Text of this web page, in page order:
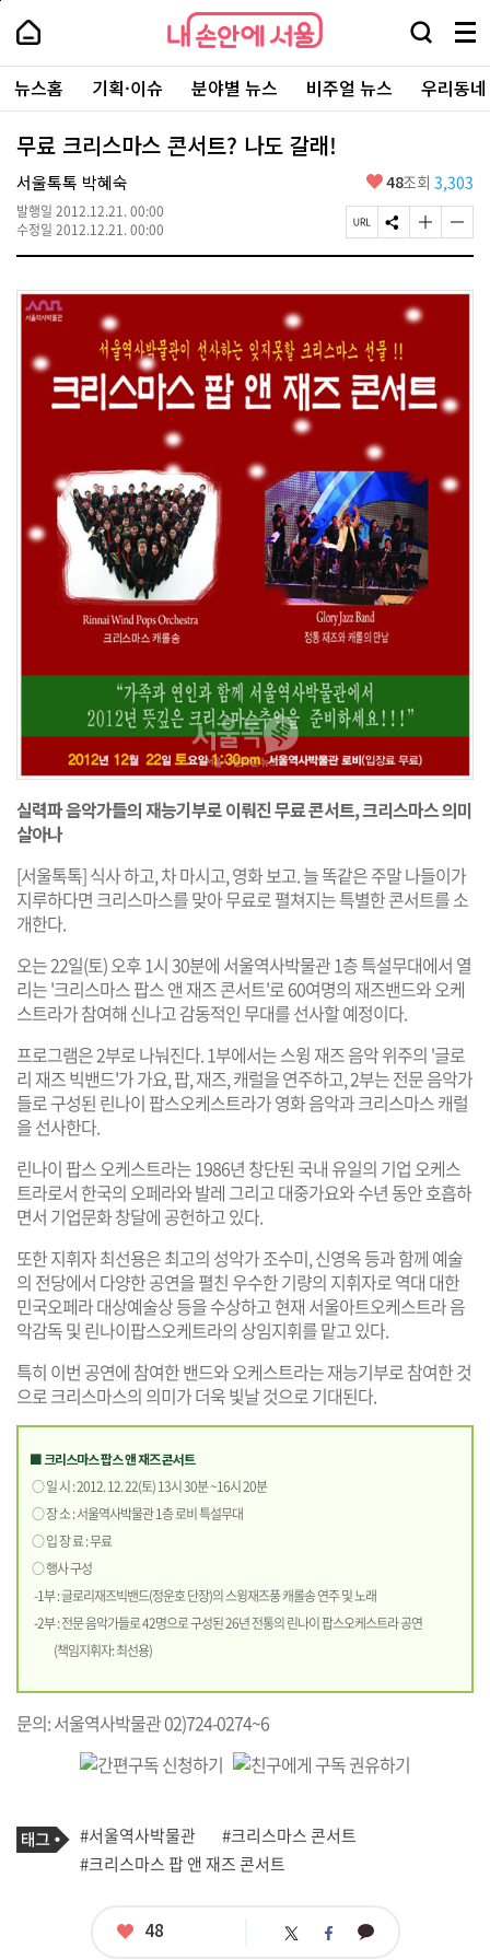
본
로
가
내
손
안
에
서
울
-
서
울
시
대
표
소
포
털
내
손
에
울
검
창
열
기
메
뉴
전
체
보
주
요
서
뉴스홈 기획·이슈 분야별 뉴스 비주얼 뉴스 우리동
무료 크리스마스 콘서트? 나도 갈래!
서울톡톡 박혜숙
발행일 2012.12.21. 00:00
수정일 2012.12.21. 00:00
좋
요
48조회 3,303
페
이
U
R
복
사
S
N
공
유
하
기
글
자
기
크
하
기
글
자
기
작
기
실력파 음악가들의 재능기부로 이뤄진 무료 콘서트, 크리스마스 의미
살아나
[서울톡톡] 식사 하고, 차 마시고, 영화 보고. 늘 똑같은 주말 나들이가
지루하다면 크리스마스를 맞아 무료로 펼쳐지는 특별한 콘서트를 소
개한다.
오는 22일(토) 오후 1시 30분에 서울역사박물관 1층 특설무대에서 열
리는 '크리스마스 팝스 앤 재즈 콘서트'로 60여명의 재즈밴드와 오케
스트라가 참여해 신나고 감동적인 무대를 선사할 예정이다.
프로그램은 2부로 나눠진다. 1부에서는 스윙 재즈 음악 위주의 '글로
리 재즈 빅밴드'가 가요, 팝, 재즈, 캐럴을 연주하고, 2부는 전문 음악가
들로 구성된 린나이 팝스오케스트라가 영화 음악과 크리스마스 캐럴
을 선사한다.
린나이 팝스 오케스트라는 1986년 창단된 국내 유일의 기업 오케스
트라로서 한국의 오페라와 발레 그리고 대중가요와 수년 동안 호흡하
면서 기업문화 창달에 공헌하고 있다.
또한 지휘자 최선용은 최고의 성악가 조수미, 신영옥 등과 함께 예술
의 전당에서 다양한 공연을 펼친 우수한 기량의 지휘자로 역대 대한
민국오페라 대상예술상 등을 수상하고 현재 서울아트오케스트라 음
악감독 및 린나이팝스오케트라의 상임지휘를 맡고 있다.
특히 이번 공연에 참여한 밴드와 오케스트라는 재능기부로 참여한 것
으로 크리스마스의 의미가 더욱 빛날 것으로 기대된다.
■ 크리스마스 팝스 앤 재즈 콘서트
○ 일 시 : 2012. 12. 22(토) 13시 30분 ~16시 20분
○ 장 소 : 서울역사박물관 1층 로비 특설무대
○ 입 장 료 : 무료
○ 행사 구성
-1부 : 글로리재즈빅밴드(정운호 단장)의 스윙재즈풍 캐롤송 연주 및 노래
-2부 : 전문 음악가들로 42명으로 구성된 26년 전통의 린나이 팝스오케스트라 공연
(책임지휘자: 최선용)
문의: 서울역사박물관 02)724-0274~6
기
사
관
련
태
그
#서울역사박물관
#크리스마스 콘서트
#크리스마스 팝 앤 재즈 콘서트
좋
48 트 페 카
페
상
단
로